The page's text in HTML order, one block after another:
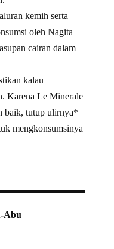
kemih serta
oleh Nagita
cairan dalam
kalau
Karena Le Minerale
baik, tutup ulirnya*
mengkonsumsinya
Abu